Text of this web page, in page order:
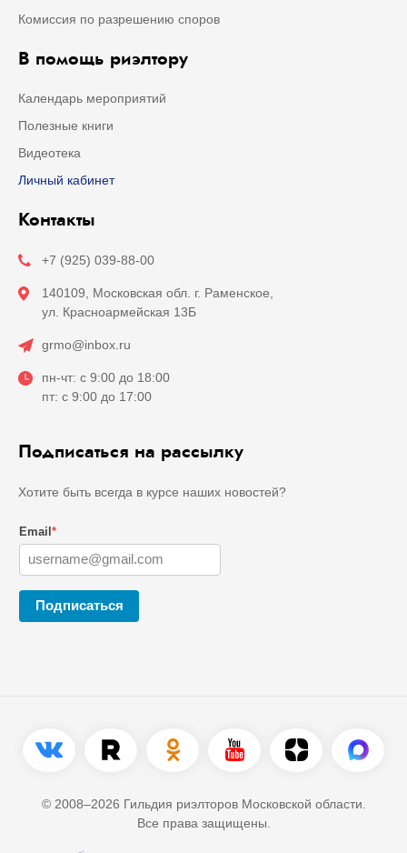
Комиссия по разрешению споров
В помощь риэлтору
Календарь мероприятий
Полезные книги
Видеотека
Личный кабинет
Контакты
+7 (925) 039-88-00
140109, Московская обл. г. Раменское,
ул. Красноармейская 13Б
grmo@inbox.ru
пн-чт: с 9:00 до 18:00
пт: с 9:00 до 17:00
Подписаться на рассылку
Хотите быть всегда в курсе наших новостей?
Email *
Подписаться
© 2008–2026 Гильдия риэлторов Московской области.
Все права защищены.